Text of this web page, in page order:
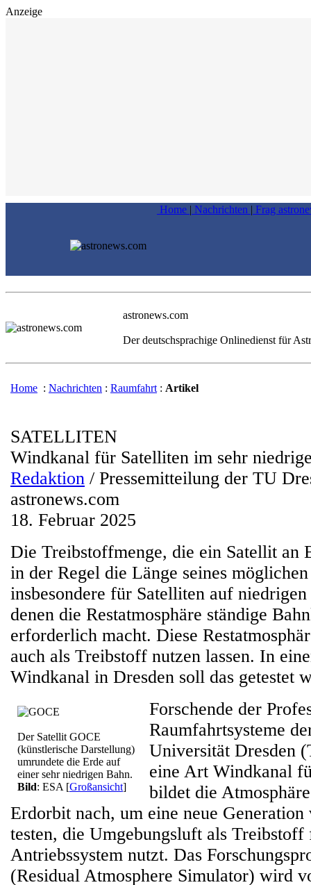
Anzeige
Home | Nachrichten | Frag
astronews.com
Der deutschsprachige Onlinedienst für
Home : Nachrichten : Raumfahrt : Artikel
SATELLITEN
Windkanal für Satelliten im sehr
Redaktion / Pressemitteilung der TU
astronews.com
18. Februar 2025
Die Treibstoffmenge, die ein Satellit an
in der Regel die Länge seines
insbesondere für Satelliten auf
denen die Restatmosphäre ständige
erforderlich macht. Diese
auch als Treibstoff nutzen lassen. In
Windkanal in Dresden soll das getestet
Der Satellit GOCE
(künstlerische Darstellung)
umrundete die Erde auf
einer sehr niedrigen Bahn.
Bild: ESA [Großansicht]
Forschende der
Raumfahrtsysteme
Universität Dresden
eine Art Windkanal
bildet die
Erdorbit nach, um eine neue
testen, die Umgebungsluft als
Antriebssystem nutzt. Das
(Residual Atmosphere Simulator) wird